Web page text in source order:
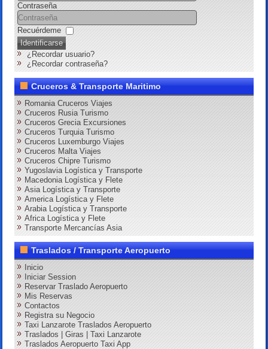
Contraseña
Recuérdeme
Identificarse
¿Recordar usuario?
¿Recordar contraseña?
Cruceros & Transporte Maritimo
Romania Cruceros Viajes
Cruceros Rusia Turismo
Cruceros Grecia Excursiones
Cruceros Turquia Turismo
Cruceros Luxemburgo Viajes
Cruceros Malta Viajes
Cruceros Chipre Turismo
Yugoslavia Logística y Transporte
Macedonia Logística y Flete
Asia Logística y Transporte
America Logística y Flete
Arabia Logística y Transporte
Africa Logística y Flete
Transporte Mercancías Asia
Traslados / Transporte Aeropuerto
Inicio
Iniciar Session
Reservar Traslado Aeropuerto
Mis Reservas
Contactos
Registra su Negocio
Taxi Lanzarote Traslados Aeropuerto
Traslados | Giras | Taxi Lanzarote
Traslados Aeropuerto Taxi App